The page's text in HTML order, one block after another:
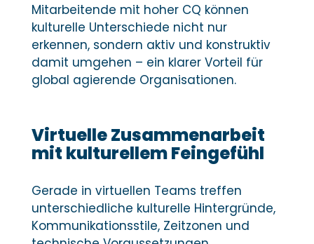
Mitarbeitende mit hoher CQ können
kulturelle Unterschiede nicht nur
erkennen, sondern aktiv und konstruktiv
damit umgehen – ein klarer Vorteil für
global agierende Organisationen.
Virtuelle Zusammenarbeit
mit kulturellem Feingefühl
Gerade in virtuellen Teams treffen
unterschiedliche kulturelle Hintergründe,
Kommunikationsstile, Zeitzonen und